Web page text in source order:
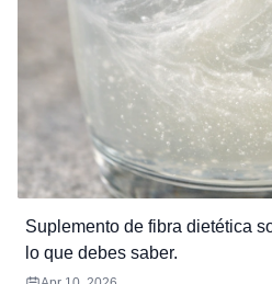
Suplemento de fibra dietética
lo que debes saber.